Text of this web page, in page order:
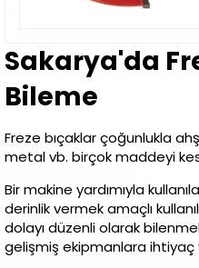
Sakarya'da
Bileme
Freze bıçaklar çoğunlukla
metal vb. birçok maddeyi
Bir makine yardımıyla
derinlik vermek amaçlı
dolayı düzenli olarak
gelişmiş ekipmanlara ihtiyaç